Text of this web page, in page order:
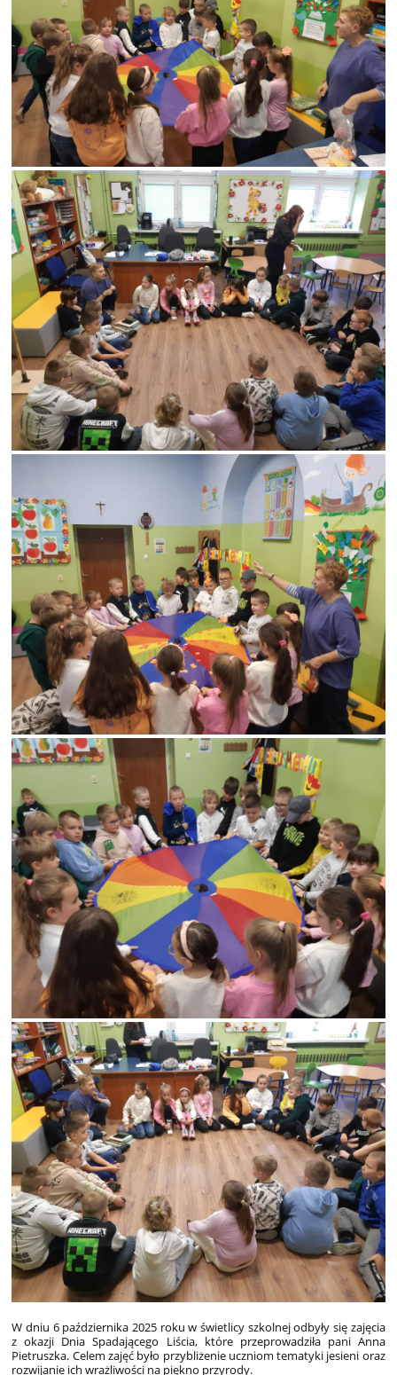
W dniu 6 października 2025 roku w świetlicy szkolnej odbyły się zajęcia
z okazji Dnia Spadającego Liścia, które przeprowadziła pani Anna
Pietruszka. Celem zajęć było przybliżenie uczniom tematyki jesieni oraz
rozwijanie ich wrażliwości na piękno przyrody.